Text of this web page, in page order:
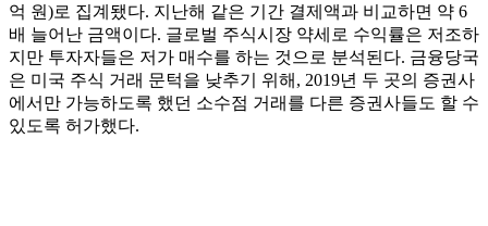
억 원)로 집계됐다. 지난해 같은 기간 결제액과 비교하면 약 6
배 늘어난 금액이다. 글로벌 주식시장 약세로 수익률은 저조하
지만 투자자들은 저가 매수를 하는 것으로 분석된다. 금융당국
은 미국 주식 거래 문턱을 낮추기 위해, 2019년 두 곳의 증권사
에서만 가능하도록 했던 소수점 거래를 다른 증권사들도 할 수
있도록 허가했다.